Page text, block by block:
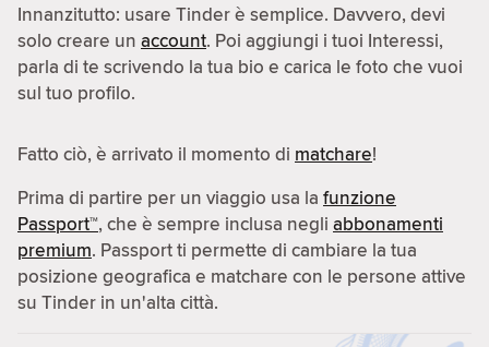
Innanzitutto: usare Tinder è semplice. Davvero, devi
solo creare un account. Poi aggiungi i tuoi Interessi,
parla di te scrivendo la tua bio e carica le foto che vuoi
sul tuo profilo.
Fatto ciò, è arrivato il momento di matchare!
Prima di partire per un viaggio usa la funzione
Passport™, che è sempre inclusa negli abbonamenti
premium. Passport ti permette di cambiare la tua
posizione geografica e matchare con le persone attive
su Tinder in un'alta città.